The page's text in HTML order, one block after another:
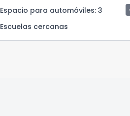
Espacio para automóviles: 3
Escuelas cercanas